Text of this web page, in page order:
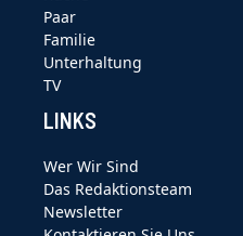
Paar
Familie
Unterhaltung
TV
LINKS
Wer Wir Sind
Das Redaktionsteam
Newsletter